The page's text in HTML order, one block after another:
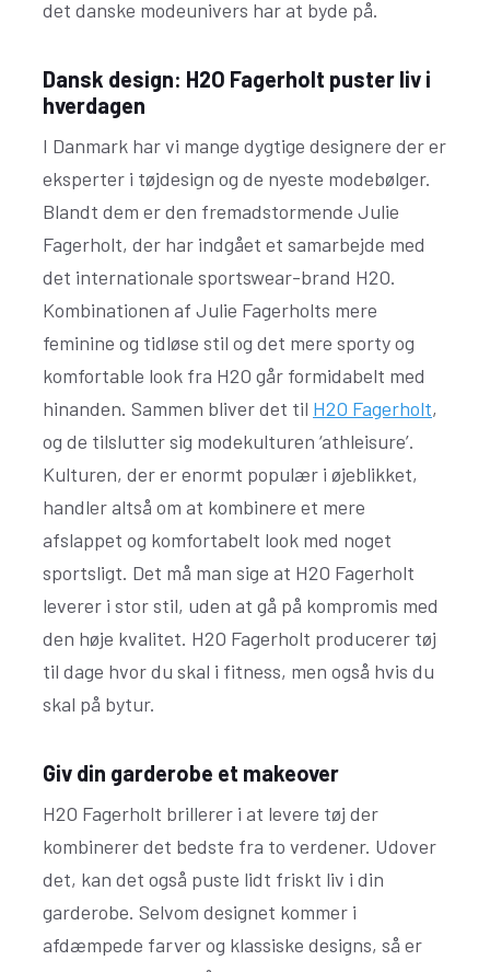
det danske modeunivers har at byde på.
Dansk design: H2O Fagerholt puster liv i
hverdagen
I Danmark har vi mange dygtige designere der er
eksperter i tøjdesign og de nyeste modebølger.
Blandt dem er den fremadstormende Julie
Fagerholt, der har indgået et samarbejde med
det internationale sportswear-brand H2O.
Kombinationen af Julie Fagerholts mere
feminine og tidløse stil og det mere sporty og
komfortable look fra H2O går formidabelt med
hinanden. Sammen bliver det til H2O Fagerholt,
og de tilslutter sig modekulturen ‘athleisure’.
Kulturen, der er enormt populær i øjeblikket,
handler altså om at kombinere et mere
afslappet og komfortabelt look med noget
sportsligt. Det må man sige at H2O Fagerholt
leverer i stor stil, uden at gå på kompromis med
den høje kvalitet. H2O Fagerholt producerer tøj
til dage hvor du skal i fitness, men også hvis du
skal på bytur.
Giv din garderobe et makeover
H2O Fagerholt brillerer i at levere tøj der
kombinerer det bedste fra to verdener. Udover
det, kan det også puste lidt friskt liv i din
garderobe. Selvom designet kommer i
afdæmpede farver og klassiske designs, så er